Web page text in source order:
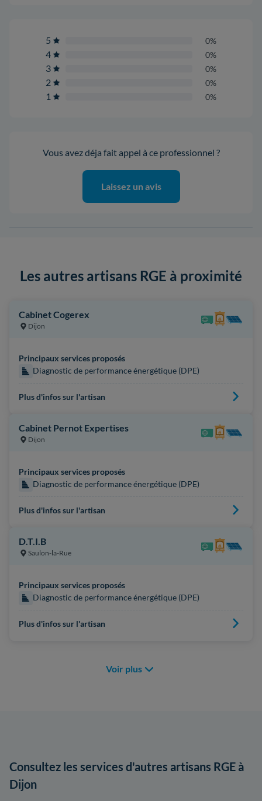
5 0%
4 0%
3 0%
2 0%
1 0%
Vous avez déja fait appel à ce professionnel ?
Laissez un avis
Les autres artisans RGE à proximité
Cabinet Cogerex
Dijon
Principaux services proposés
Diagnostic de performance énergétique (DPE)
Plus d'infos sur l'artisan
Cabinet Pernot Expertises
Dijon
Principaux services proposés
Diagnostic de performance énergétique (DPE)
Plus d'infos sur l'artisan
D.T.I.B
Saulon-la-Rue
Principaux services proposés
Diagnostic de performance énergétique (DPE)
Plus d'infos sur l'artisan
Voir plus
Consultez les services d'autres artisans RGE à
Dijon